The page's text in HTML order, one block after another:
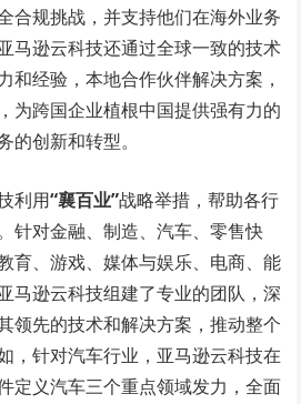
合规挑战，并支持他们在海外业务
马逊云科技还通过全球一致的技术
和经验，本地合作伙伴解决方案，
为跨国企业植根中国提供强有力的
的创新和转型。
利用“襄百业”战略举措，帮助各行
针对金融、制造、汽车、零售快
育、游戏、媒体与娱乐、电商、能
马逊云科技组建了专业的团队，深
领先的技术和解决方案，推动整个
，针对汽车行业，亚马逊云科技在
定义汽车三个重点领域发力，全面